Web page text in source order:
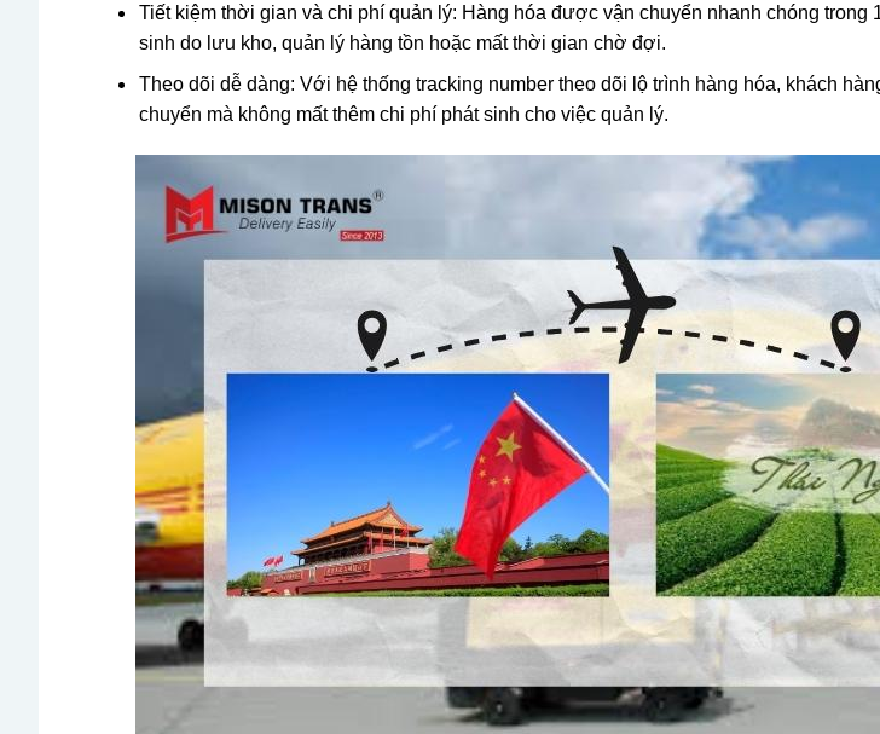
Tiết kiệm thời gian và chi phí quản lý: Hàng hóa được vận chuyển nhanh chóng trong
sinh do lưu kho, quản lý hàng tồn hoặc mất thời gian chờ đợi.
Theo dõi dễ dàng: Với hệ thống tracking number theo dõi lộ trình hàng hóa, khách
chuyển mà không mất thêm chi phí phát sinh cho việc quản lý.